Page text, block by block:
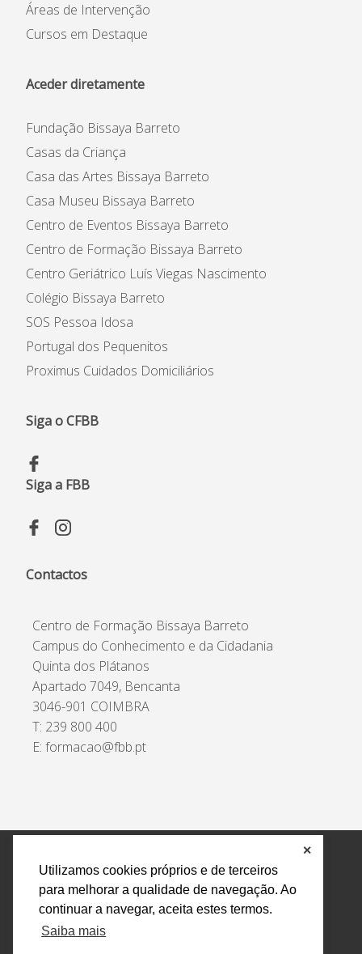
Utilizamos cookies próprios e de terceiros
para melhorar a qualidade de navegação. Ao
continuar a navegar, aceita estes termos.
Saiba mais
✕
Formação à Medida
Formações em destaque
Áreas de Intervenção
Cursos em Destaque
Aceder diretamente
Fundação Bissaya Barreto
Casas da Criança
Casa das Artes Bissaya Barreto
Casa Museu Bissaya Barreto
Centro de Eventos Bissaya Barreto
Centro de Formação Bissaya Barreto
Centro Geriátrico Luís Viegas Nascimento
Colégio Bissaya Barreto
SOS Pessoa Idosa
Portugal dos Pequenitos
Proximus Cuidados Domiciliários
Siga o CFBB
Siga a FBB
Contactos
Centro de Formação Bissaya Barreto
Campus do Conhecimento e da Cidadania
Quinta dos Plátanos
Apartado 7049, Bencanta
3046-901 COIMBRA
T: 239 800 400
E: formacao@fbb.pt
Política de Privacidade e Tratamento de Dados
Encarregado de Proteção de Dados
Livro Eletrónico
de Reclamações
Canal de Denúncias
Todos os direitos reservados Design by AM. Developed by